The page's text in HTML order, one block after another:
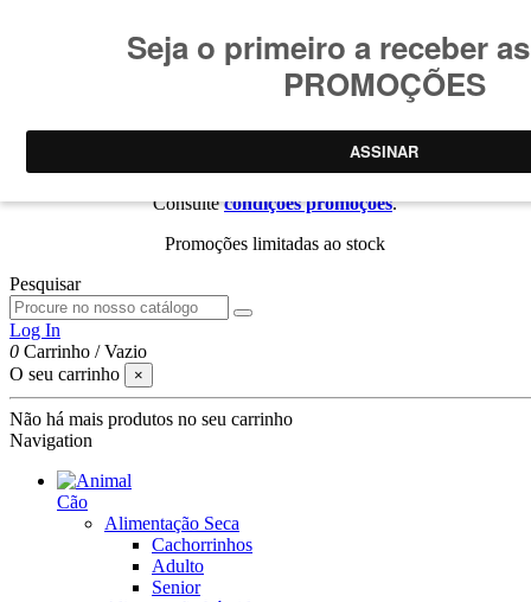
Consultecondições promoções.
Promoções limitadas ao stock
Pesquisar
Log In
0 Carrinho /Vazio
O seu carrinho
×
Não há mais produtos no seu carrinho
Navigation
Cão
Alimentação Seca
Cachorrinhos
Adulto
Senior